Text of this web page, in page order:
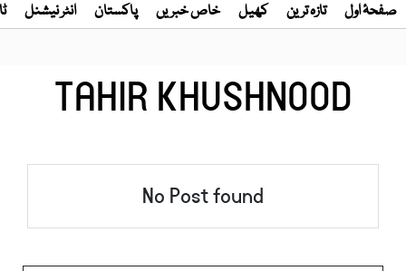
صفحۂ اول تازہ ترین کھیل خاص خبریں پاکستان انٹر نیشنل
TAHIR KHUSHNOOD
No Post found